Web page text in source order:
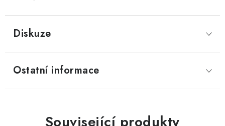
Diskuze
Ostatní informace
Související produkty